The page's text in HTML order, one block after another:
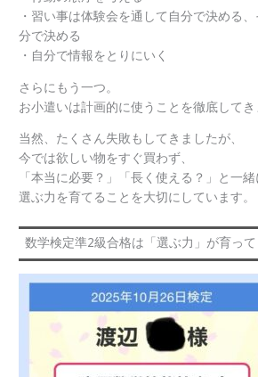
・習い事は体験会を通して自分で決める
分で決める
・自分で情報をとりにいく
さらにもう一つ。
お小遣いは計画的に使うことを徹底してき
当然、たくさん失敗もしてきましたが、
今では欲しい物をすぐ買わず、
「本当に必要？」「長く使える？」と一緒
選ぶ力を育てることを大切にしています。
数学検定準2級合格は「選ぶ力」が育っ